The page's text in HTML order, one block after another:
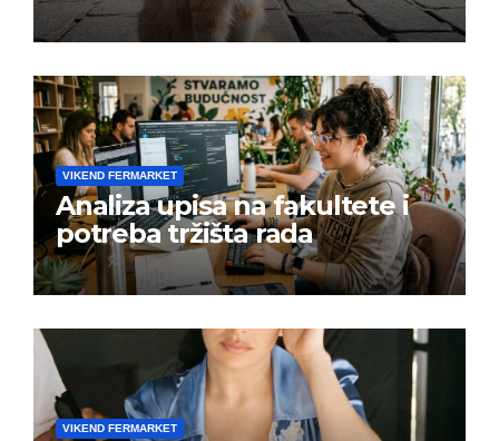
VIKEND FERMARKET
Analiza upisa na fakultete i
potreba tržišta rada
VIKEND FERMARKET